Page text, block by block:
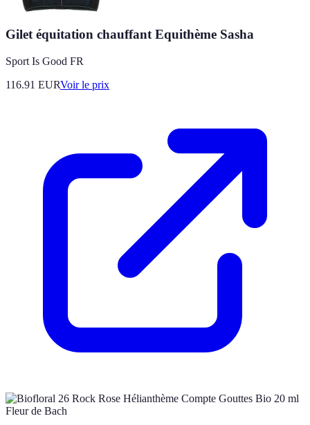
Gilet équitation chauffant Equithème Sasha
Sport Is Good FR
116.91 EURVoir le prix